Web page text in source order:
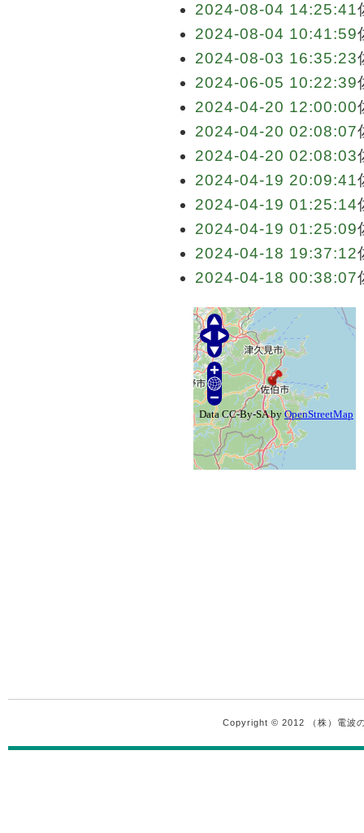
2024-08-04 14:25:41
2024-08-04 10:41:59
2024-08-03 16:35:23
2024-06-05 10:22:39
2024-04-20 12:00:00
2024-04-20 02:08:07
2024-04-20 02:08:03
2024-04-19 20:09:41
2024-04-19 01:25:14
2024-04-19 01:25:09
2024-04-18 19:37:12
2024-04-18 00:38:07
Copyright © 2012 （株）電波